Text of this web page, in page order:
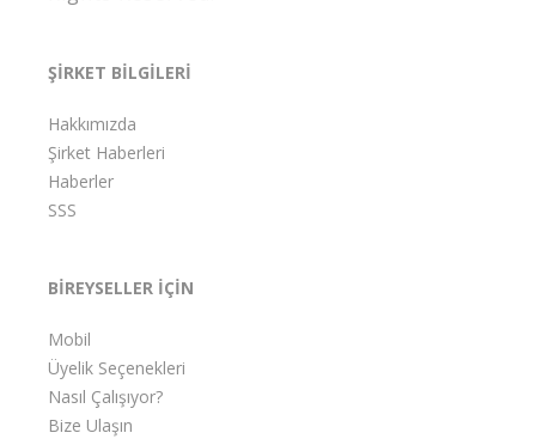
ŞİRKET BİLGİLERİ
Hakkımızda
Şirket Haberleri
Haberler
SSS
BİREYSELLER İÇİN
Mobil
Üyelik Seçenekleri
Nasıl Çalışıyor?
Bize Ulaşın